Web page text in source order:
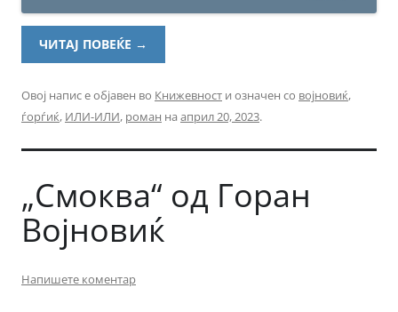
ЧИТАЈ ПОВЕЌЕ →
Овој напис е објавен во Книжевност и означен со војновиќ,
ѓорѓиќ, ИЛИ-ИЛИ, роман на април 20, 2023.
„Смоква“ од Горан
Војновиќ
Напишете коментар